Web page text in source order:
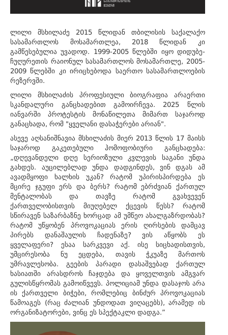
ლილი მსხილაძე 2015 წლიდან თბილისის საქალაქო
სასამართლოს მოსამართლეა, 2018 წლიდან კი
გამწესებულია უვადოდ. 1999-2005 წლებში იყო დიდუბე-
ჩუღურეთის რაიონულ სასამართლოს მოსამართლე, 2005-
2009 წლებში კი ირიცხებოდა საერთო სასამართლოების
რეზერვში.
ლილი მსხილაძის პროფესიული ბიოგრაფია არაერთი
სკანდალური განცხადებით გამოირჩევა. 2025 წლის
იანვარში პროტესტის მონაწილეთა მიმართ საჯაროდ
განაცხადა, რომ "ყველანი დასაჭერები არიან".
ასევე აღსანიშნავია მსხილაძის მიერ 2013 წლის 17 მაისს
საჯაროდ გაკეთებული ჰომოფობიური განცხადება:
„დღევანდელი დღე სერიოზული კვლევის საგანი უნდა
გახდეს. აუცილებლად უნდა დადგინდეს, ვინ დგას ამ
ავადმყოფი ხალხის უკან? რატომ უპირისპირდება ეს
მცირე ჯგუფი ერს და ბერს? რატომ ებრძვიან ქართულ
მენტალობას და თავზე რატომ გვახვევენ
ქართველობისთვის მიუღებელ ქცევის წესს? რატომ
სწირავენ საზარბაზნე ხორცად ამ უმწეო ახალგაზრდობას?
რატომ უწყობენ პროვოკაციას ერის ღირსების დამცავ
პირებს დანაშაულის ჩადენაზე? ვის აწყობს ეს
ყველაფერი? ესაა სარკვევი აქ. ისე სიცხადისთვის,
უმცირესობა ნუ ეცდება, თავის ჭკუაზე მართოს
უმრავლესობა. გეების პარადი დასაშვებად ქართულ
ხასიათში არასდროს ჩაჯდება და ყოველთვის ამგვარ
გულისწყრომას გამოიწვევს. პოლიციამ უნდა დასაჯოს არა
ის ქართველი ბიჭები, რომლებიც ბინძურ პროვოკაციას
წამოაგეს (რაც ძალიან უნდოდათ ვიღაცებს), არამედ ის
ორგანიზატორები, ვინც ეს სპექტაკლი დადგა.”